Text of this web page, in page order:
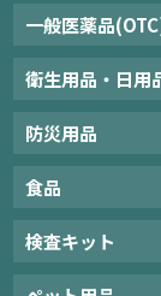
一般医薬品
衛生用品・日用
防災用品
食品
検査キット